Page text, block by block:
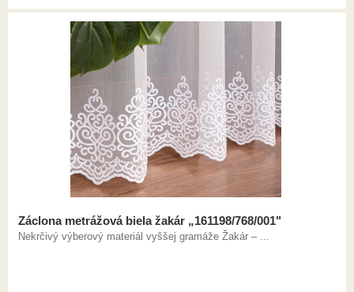
Záclona metrážová biela žakár „161198/768/001"
Nekrčivý výberový materiál vyššej gramáže Žakár – ...